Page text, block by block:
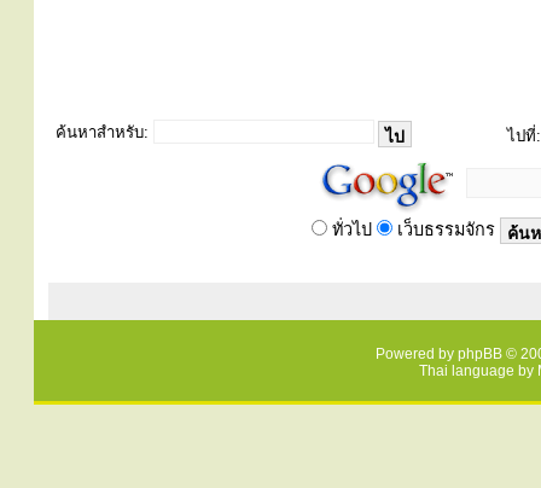
ค้นหาสำหรับ: ไปที่:
ทั่วไป เว็บธรรมจักร
Powered by phpBB ©
Thai language by